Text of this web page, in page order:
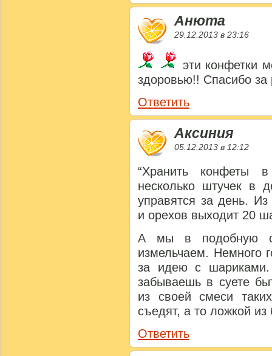
Анюта
29.12.2013 в 23:16
эти конфетки
здоровью!! Спасибо за
Ответить
Аксиния
05.12.2013 в 12:12
“Хранить конфеты
несколько штучек в
управятся за день. Из
и орехов выходит 20
А мы в подобную
измельчаем. Немного
за идею с
забываешь в суете
из своей смеси
съедят, а то ложкой из
Ответить